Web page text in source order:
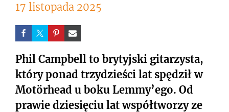
17 listopada 2025
Phil Campbell to brytyjski gitarzysta,
który ponad trzydzieści lat spędził w
Motörhead u boku Lemmy’ego. Od
prawie dziesięciu lat współtworzy ze